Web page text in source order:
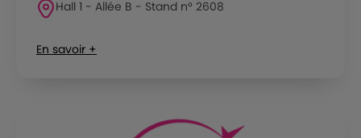
Hall 1 - Allée B - Stand n° 2608
En savoir +